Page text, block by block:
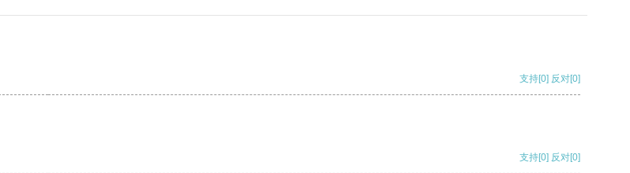
支持[0] 反对[0]
支持[0] 反对[0]